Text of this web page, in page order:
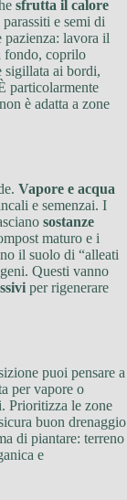
sfrutta il calore
e semi di
pazienza: lavora il
fondo, coprilo
sigillata ai bordi,
particolarmente
è adatta a zone
Vapore e acqua
e semenzai. I
sostanze
maturo e i
il suolo di “alleati
Questi vanno
per rigenerare
puoi pensare a
per vapore o
Prioritizza le zone
buon drenaggio
di piantare: terreno
e